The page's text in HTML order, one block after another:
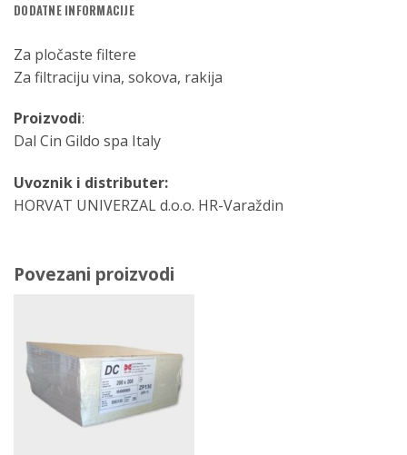
DODATNE INFORMACIJE
Za pločaste filtere
Za filtraciju vina, sokova, rakija
Proizvodi:
Dal Cin Gildo spa Italy
Uvoznik i distributer:
HORVAT UNIVERZAL d.o.o. HR-Varaždin
Povezani proizvodi